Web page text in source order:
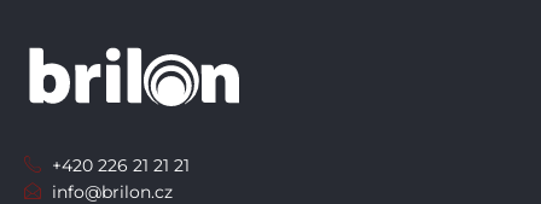
+420 226 21 21 21
info@brilon.cz